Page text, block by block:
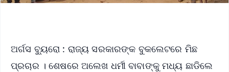
ଅର୍ଗସ ବ୍ୟୁରୋ : ରାଜ୍ୟ ସରକାରଙ୍କ ବୁକଲେଟରେ ମିଛ
ପ୍ରଚାର । ଶେଷରେ ଅଲେଖ ଧର୍ମୀ ବାବାଙ୍କୁ ମଧ୍ୟ ଛାଡିଲେ